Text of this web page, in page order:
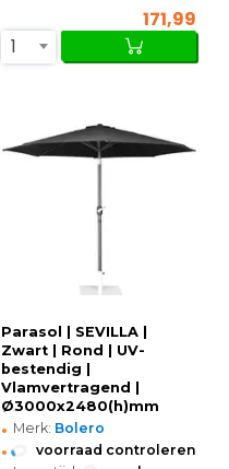
171,99
1
Parasol | SEVILLA |
Zwart | Rond | UV-
bestendig |
Vlamvertragend |
Ø3000x2480(h)mm
• Merk: Bolero
• voorraad controleren